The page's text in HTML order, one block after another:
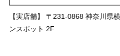
【実店舗】 〒231-0868 神奈川県
ンスポット 2F